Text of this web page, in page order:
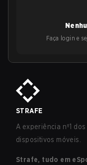
Faça login e
STRAFE
A experiência nº1
dispositivos móveis.
Strafe, tudo em